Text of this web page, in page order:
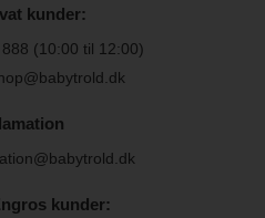
kunder:
(10:00 til 12:00)
kunder: